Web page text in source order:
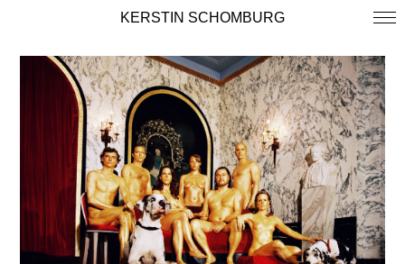
KERSTIN SCHOMBURG